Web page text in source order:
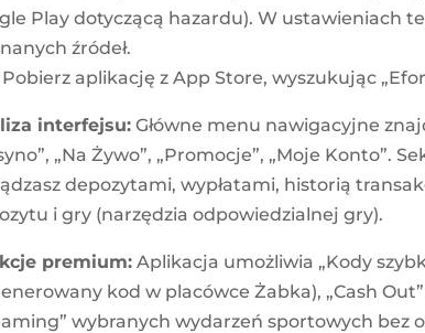
Play dotyczącą hazardu). W ustawieniach
źródeł.
Pobierz aplikację z App Store, wyszukując
interfejsu: Główne menu nawigacyjne
„Na Żywo”, „Promocje”, „Moje Konto”.
depozytami, wypłatami, historią
i gry (narzędzia odpowiedzialnej gry).
premium: Aplikacja umożliwia „Kody
kod w placówce Żabka), „Cash
wybranych wydarzeń sportowych bez